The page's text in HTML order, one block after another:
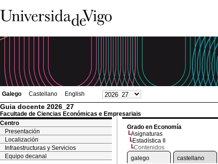
Galego Castellano English
Guia docente 2026_27
Facultade de Ciencias Económicas e Empresariais
Centro
Presentación
Localización
Infraestructuras y Servicios
Equipo decanal
Grado en Economía
Asignaturas
Estadística II
Contenidos
galego
castellano